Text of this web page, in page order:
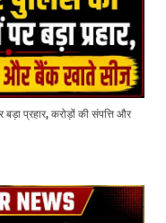
प्रहार, करोड़ों की संपत्ति और